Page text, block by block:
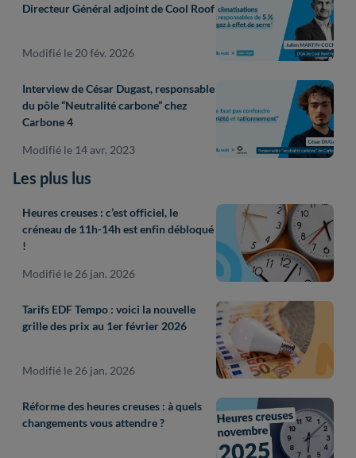
Directeur Général adjoint de Cool Roof
Modifié le 20 fév. 2026
Interview de César Dugast, responsable
du pôle “Neutralité carbone” chez
Carbone 4
Modifié le 14 avr. 2023
Les plus lus
Heures creuses : c’est officiel, le
créneau de 11h-14h est enfin débloqué
!
Modifié le 26 jan. 2026
Tarifs EDF Tempo : voici la nouvelle
grille des prix au 1er février 2026
Modifié le 26 jan. 2026
Réforme des heures creuses : à quels
changements vous attendre ?